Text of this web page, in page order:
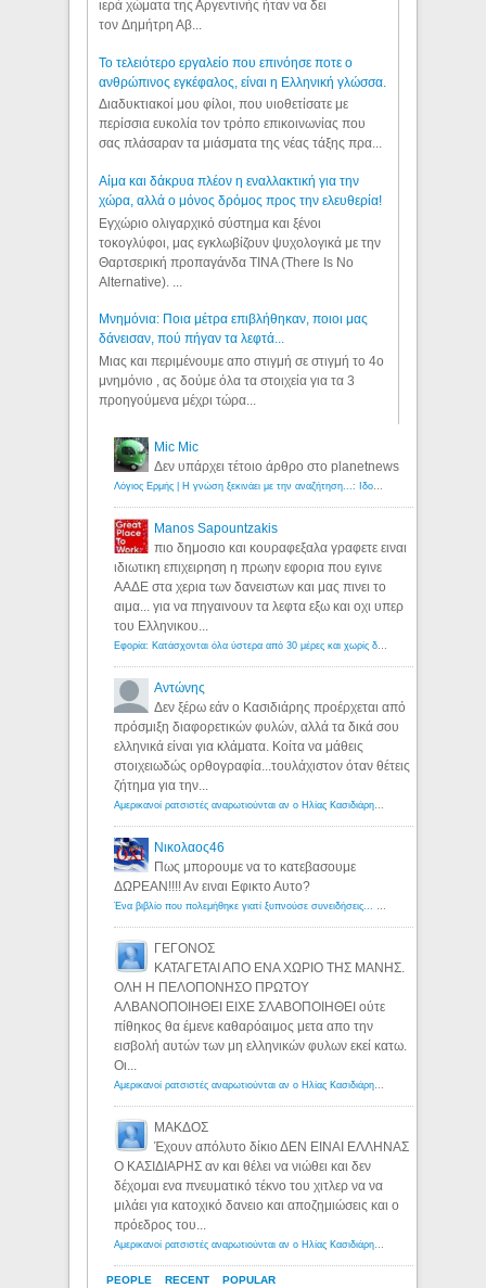
ιερά χώματα της Αργεντινής ήταν να δει
τον Δημήτρη Αβ...
Το τελειότερο εργαλείο που επινόησε ποτε ο
ανθρώπινος εγκέφαλος, είναι η Ελληνική γλώσσα.
Διαδυκτιακοί μου φίλοι, που υιοθετίσατε με
περίσσια ευκολία τον τρόπο επικοινωνίας που
σας πλάσαραν τα μιάσματα της νέας τάξης πρα...
Αίμα και δάκρυα πλέον η εναλλακτική για την
χώρα, αλλά ο μόνος δρόμος προς την ελευθερία!
Εγχώριο ολιγαρχικό σύστημα και ξένοι
τοκογλύφοι, μας εγκλωβίζουν ψυχολογικά με την
Θαρτσερική προπαγάνδα TINA (There Is No
Alternative). ...
Μνημόνια: Ποια μέτρα επιβλήθηκαν, ποιοι μας
δάνεισαν, πού πήγαν τα λεφτά...
Μιας και περιμένουμε απο στιγμή σε στιγμή το 4ο
μνημόνιο , ας δούμε όλα τα στοιχεία για τα 3
προηγούμενα μέχρι τώρα...
PEOPLE RECENT POPULAR
Mic Mic
Δεν υπάρχει τέτοιο άρθρο στο planetnews
Λόγιος Ερμής | Η γνώση ξεκινάει με την αναζήτηση...: Ιδού οι 18 που χρωστούν 11 δις ευρώ!
Manos Sapountzakis
πιο δημοσιο και κουραφεξαλα γραφετε ειναι
ιδιωτικη επιχειρηση η πρωην εφορια που εγινε
ΑΑΔΕ στα χερια των δανειστων και μας πινει το
αιμα... για να πηγαινουν τα λεφτα εξω και οχι υπερ
του Ελληνικου...
Εφορία: Κατάσχονται όλα ύστερα από 30 μέρες και χωρίς δικαστικές αποφάσεις - Λόγιος Ερμής
Αντώνης
Δεν ξέρω εάν ο Κασιδιάρης προέρχεται από
πρόσμιξη διαφορετικών φυλών, αλλά τα δικά σου
ελληνικά είναι για κλάματα. Κοίτα να μάθεις
στοιχειωδώς ορθογραφία...τουλάχιστον όταν θέτεις
ζήτημα για την...
Αμερικανοί ρατσιστές αναρωτιούνται αν ο Ηλίας Κασιδιάρης ανήκει στη λευκή φυλή... - Λόγιος Ερμής
Νικολαος46
Πως μπορουμε να το κατεβασουμε
ΔΩΡΕΑΝ!!!! Αν ειναι Εφικτο Αυτο?
Ένα βιβλίο που πολεμήθηκε γιατί ξυπνούσε συνειδήσεις... - Λόγιος Ερμής | Η γνώση ξεκινάει με την αναζήτηση...
ΓΕΓΟΝΟΣ
ΚΑΤΑΓΕΤΑΙ ΑΠΟ ΕΝΑ ΧΩΡΙΟ ΤΗΣ ΜΑΝΗΣ.
ΟΛΗ Η ΠΕΛΟΠΟΝΗΣΟ ΠΡΩΤΟΥ
ΑΛΒΑΝΟΠΟΙΗΘΕΙ ΕΙΧΕ ΣΛΑΒΟΠΟΙΗΘΕΙ ούτε
πίθηκος θα έμενε καθαρόαιμος μετα απο την
εισβολή αυτών των μη ελληνικών φυλων εκεί κατω.
Οι...
Αμερικανοί ρατσιστές αναρωτιούνται αν ο Ηλίας Κασιδιάρης ανήκει στη λευκή φυλή... - Λόγιος Ερμής
ΜΑΚΔΟΣ
Έχουν απόλυτο δίκιο ΔΕΝ ΕΙΝΑΙ ΕΛΛΗΝΑΣ
Ο ΚΑΣΙΔΙΑΡΗΣ αν και θέλει να νιώθει και δεν
δέχομαι ενα πνευματικό τέκνο του χιτλερ να να
μιλάει για κατοχικό δανειο και αποζημιώσεις και ο
πρόεδρος του...
Αμερικανοί ρατσιστές αναρωτιούνται αν ο Ηλίας Κασιδιάρης ανήκει στη λευκή φυλή... - Λόγιος Ερμής